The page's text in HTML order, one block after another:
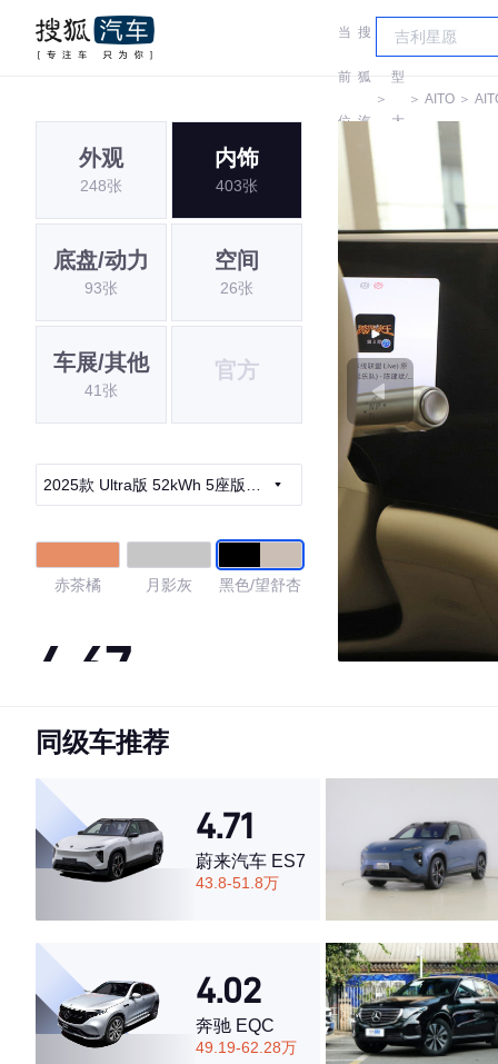
当
前
位
搜
狐
汽
＞
车
型
大
＞ AITO ＞
外观
248张
内饰
403张
底盘/动力
93张
空间
26张
车展/其他
41张
官方
2025款 Ultra版 52kWh 5座版
赤茶橘 月影灰 黑色/望舒杏
4.67
·外观表现一般，低于74%同级车
·空间表现较为优秀，优于60%同级车
同级车推荐
4.71
蔚来汽车 ES7
43.8-51.8万
4.02
奔驰 EQC
49.19-62.28万